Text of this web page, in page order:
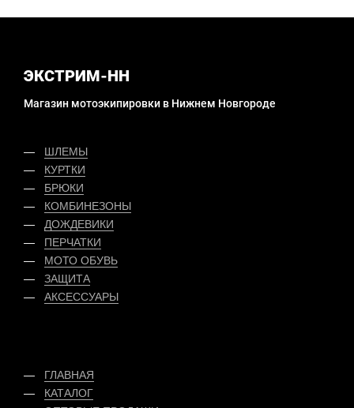
ЭКСТРИМ-НН
Магазин мотоэкипировки в Нижнем Новгороде
ШЛЕМЫ
КУРТКИ
БРЮКИ
КОМБИНЕЗОНЫ
ДОЖДЕВИКИ
ПЕРЧАТКИ
МОТО ОБУВЬ
ЗАЩИТА
АКСЕССУАРЫ
ГЛАВНАЯ
КАТАЛОГ